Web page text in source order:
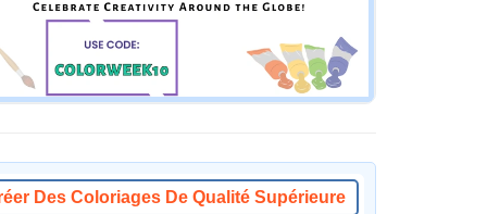
Des Coloriages De Qualité Supérieure